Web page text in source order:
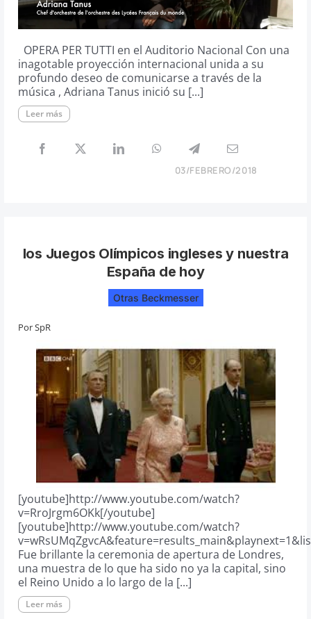
OPERA PER TUTTI en el Auditorio Nacional Con una
inagotable proyección internacional unida a su
profundo deseo de comunicarse a través de la
música , Adriana Tanus inició su [...]
Leer más
03/FEBRERO/2018
los Juegos Olímpicos ingleses y nuestra
España de hoy
Otras Beckmesser
PorSpR
[youtube]http://www.youtube.com/watch?
v=RroJrgm6OKk[/youtube]
[youtube]http://www.youtube.com/watch?
Fue brillante la ceremonia de apertura de Londres,
una muestra de lo que ha sido no ya la capital, sino
el Reino Unido a lo largo de la [...]
Leer más